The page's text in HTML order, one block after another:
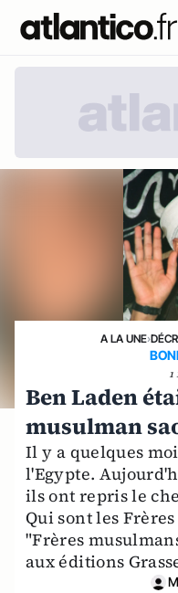
A LA UNE›
Ben Laden
musulman
Il y a quelques
l'Egypte.
ils ont repris le
Qui sont les
"Frères
aux éditions